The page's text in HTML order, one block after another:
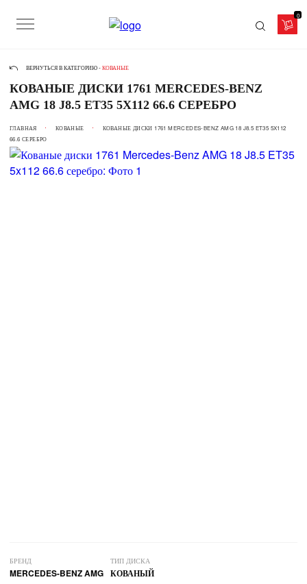
0
ВЕРНУТЬСЯ В КАТЕГОРИЮ - КОВАНЫЕ
КОВАНЫЕ ДИСКИ 1761 MERCEDES-BENZ
AMG 18 J8.5 ET35 5X112 66.6 СЕРЕБРО
ГЛАВНАЯ КОВАНЫЕ
КОВАНЫЕ ДИСКИ 1761 MERCEDES-BENZ AMG 18 J8.5 ET35 5X112
66.6 СЕРЕБРО
БРЕНД
MERCEDES-BENZ AMG
ТИП ДИСКА
КОВАНЫЙ